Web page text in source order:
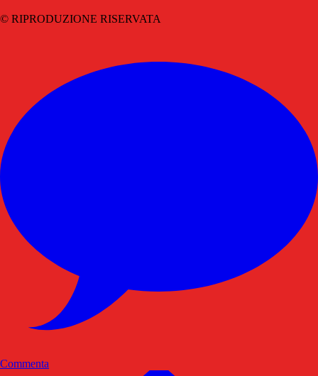
© RIPRODUZIONE RISERVATA
Commenta